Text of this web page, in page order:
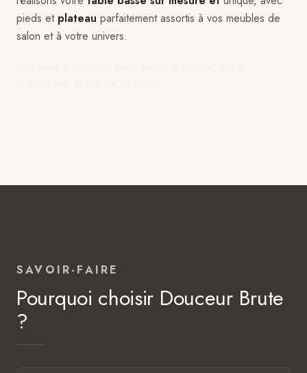
pieds et plateau parfaitement assortis à vos meubles de
salon et à votre univers.
SAVOIR-FAIRE
Pourquoi choisir Douceur Brute
?